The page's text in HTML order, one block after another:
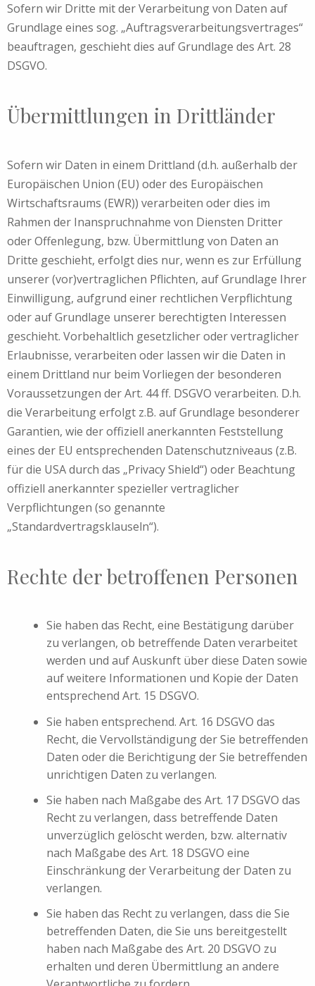
Sofern wir Dritte mit der Verarbeitung von Daten auf
Grundlage eines sog. „Auftragsverarbeitungsvertrages“
beauftragen, geschieht dies auf Grundlage des Art. 28
DSGVO.
Übermittlungen in Drittländer
Sofern wir Daten in einem Drittland (d.h. außerhalb der
Europäischen Union (EU) oder des Europäischen
Wirtschaftsraums (EWR)) verarbeiten oder dies im
Rahmen der Inanspruchnahme von Diensten Dritter
oder Offenlegung, bzw. Übermittlung von Daten an
Dritte geschieht, erfolgt dies nur, wenn es zur Erfüllung
unserer (vor)vertraglichen Pflichten, auf Grundlage Ihrer
Einwilligung, aufgrund einer rechtlichen Verpflichtung
oder auf Grundlage unserer berechtigten Interessen
geschieht. Vorbehaltlich gesetzlicher oder vertraglicher
Erlaubnisse, verarbeiten oder lassen wir die Daten in
einem Drittland nur beim Vorliegen der besonderen
Voraussetzungen der Art. 44 ff. DSGVO verarbeiten. D.h.
die Verarbeitung erfolgt z.B. auf Grundlage besonderer
Garantien, wie der offiziell anerkannten Feststellung
eines der EU entsprechenden Datenschutzniveaus (z.B.
für die USA durch das „Privacy Shield“) oder Beachtung
offiziell anerkannter spezieller vertraglicher
Verpflichtungen (so genannte
„Standardvertragsklauseln“).
Rechte der betroffenen Personen
Sie haben das Recht, eine Bestätigung darüber
zu verlangen, ob betreffende Daten verarbeitet
werden und auf Auskunft über diese Daten sowie
auf weitere Informationen und Kopie der Daten
entsprechend Art. 15 DSGVO.
Sie haben entsprechend. Art. 16 DSGVO das
Recht, die Vervollständigung der Sie betreffenden
Daten oder die Berichtigung der Sie betreffenden
unrichtigen Daten zu verlangen.
Sie haben nach Maßgabe des Art. 17 DSGVO das
Recht zu verlangen, dass betreffende Daten
unverzüglich gelöscht werden, bzw. alternativ
nach Maßgabe des Art. 18 DSGVO eine
Einschränkung der Verarbeitung der Daten zu
verlangen.
Sie haben das Recht zu verlangen, dass die Sie
betreffenden Daten, die Sie uns bereitgestellt
haben nach Maßgabe des Art. 20 DSGVO zu
erhalten und deren Übermittlung an andere